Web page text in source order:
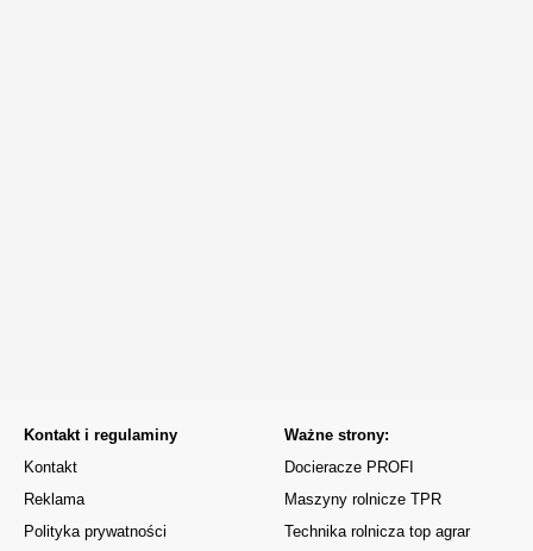
Kontakt i regulaminy
Kontakt
Reklama
Polityka prywatności
Ważne strony:
Docieracze PROFI
Maszyny rolnicze TPR
Technika rolnicza top agrar